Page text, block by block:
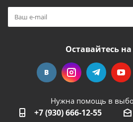
Оставайтесь на
Нужна помощь в
+7 (930) 666-12-55